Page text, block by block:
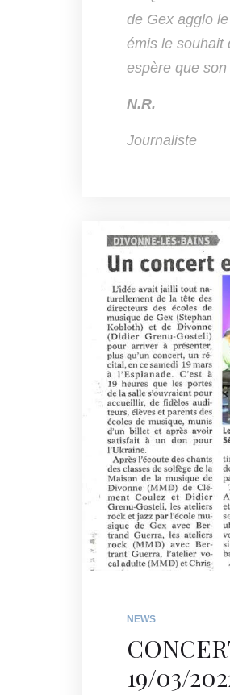
de Gex agglo
émis le souhait
espère que
N.R.
Journaliste
NEWS
19/03/